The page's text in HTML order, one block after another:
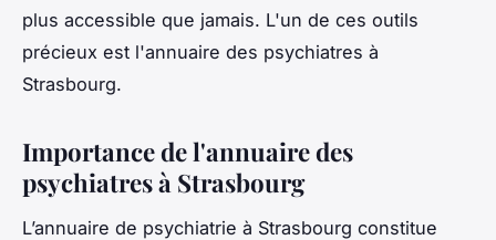
plus accessible que jamais. L'un de ces outils
précieux est l'annuaire des psychiatres à
Strasbourg.
Importance de l'annuaire des
psychiatres à Strasbourg
L’annuaire de psychiatrie à Strasbourg constitue